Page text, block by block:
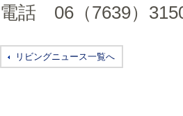
電話 06（7639）
リビングニュース一覧へ